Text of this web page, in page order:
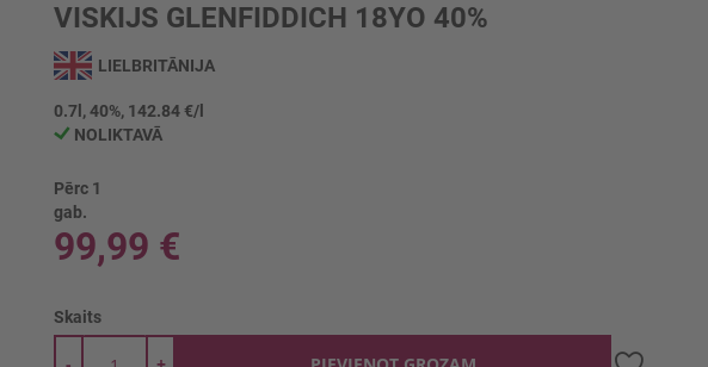
VISKIJS GLENFIDDICH 18YO 40%
LIELBRITĀNIJA
0.7l, 40%, 142.84 €/l
NOLIKTAVĀ
Pērc 1
gab.
99,99 €
Skaits